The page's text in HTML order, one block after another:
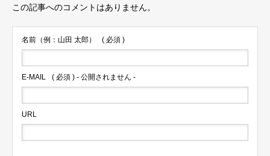
この記事へのコメントはありません。
名前（例：山田 太郎） ( 必須 )
E-MAIL ( 必須 ) - 公開されません -
URL